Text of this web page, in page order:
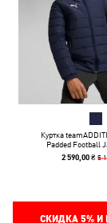
Куртка
Padded Football
2 590,00 ₴5
СКИДКА 5%И